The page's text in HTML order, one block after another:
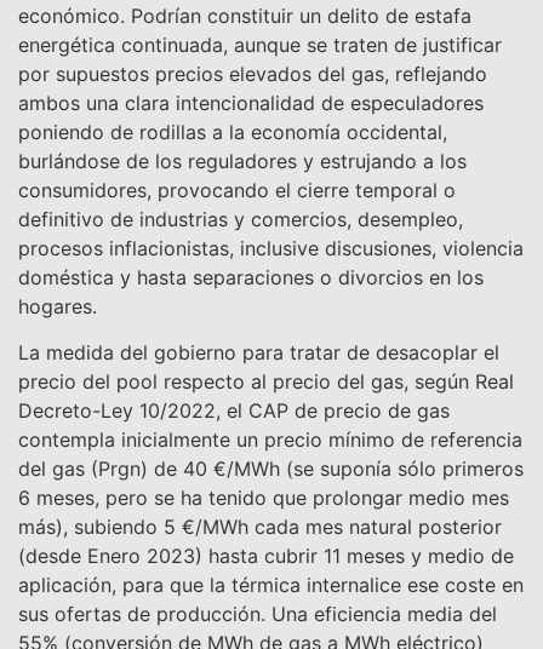
económico. Podrían constituir un delito de estafa
energética continuada, aunque se traten de justificar
por supuestos precios elevados del gas, reflejando
ambos una clara intencionalidad de especuladores
poniendo de rodillas a la economía occidental,
burlándose de los reguladores y estrujando a los
consumidores, provocando el cierre temporal o
definitivo de industrias y comercios, desempleo,
procesos inflacionistas, inclusive discusiones, violencia
doméstica y hasta separaciones o divorcios en los
hogares.
La medida del gobierno para tratar de desacoplar el
precio del pool respecto al precio del gas, según Real
Decreto-Ley 10/2022, el CAP de precio de gas
contempla inicialmente un precio mínimo de referencia
del gas (Prgn) de 40 €/MWh (se suponía sólo primeros
6 meses, pero se ha tenido que prolongar medio mes
más), subiendo 5 €/MWh cada mes natural posterior
(desde Enero 2023) hasta cubrir 11 meses y medio de
aplicación, para que la térmica internalice ese coste en
sus ofertas de producción. Una eficiencia media del
55% (conversión de MWh de gas a MWh eléctrico)